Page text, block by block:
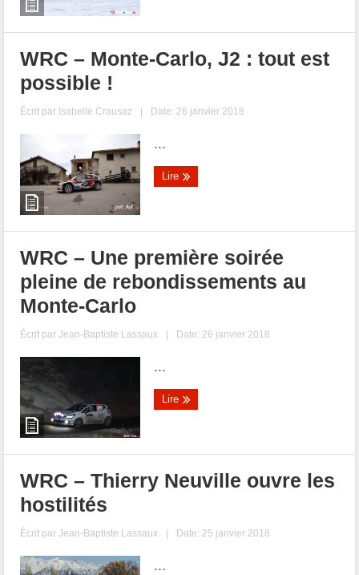
WRC – Monte-Carlo, J2 : tout est
possible !
Écrit par Isabelle Crausaz | Date: 26 janvier 2018
...
Lire
WRC – Une première soirée
pleine de rebondissements au
Monte-Carlo
Écrit parJean-Baptiste Lassaux | Date: 26 janvier 2018
...
Lire
WRC – Thierry Neuville ouvre les
hostilités
Écrit parJean-Baptiste Lassaux | Date: 25 janvier 2018
...